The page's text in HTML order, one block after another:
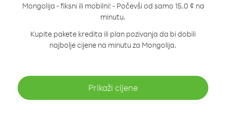
Mongolija - fiksni ili mobilni! - Počevši od samo 15.0 ¢ na
minutu.
Kupite pakete kredita ili plan pozivanja da bi dobili
najbolje cijene na minutu za Mongolija.
Prikaži cijene